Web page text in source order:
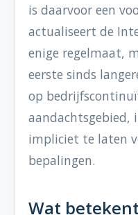
is daarvoor een
actualiseert de
enige regelmaat,
eerste sinds
op
aandachtsgebied,
impliciet te laten
bepalingen.
Wat